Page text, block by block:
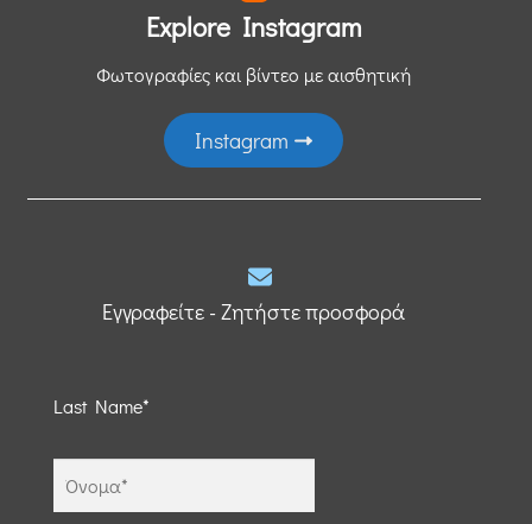
Explore Instagram
Φωτογραφίες και βίντεο με αισθητική
Instagram
Εγγραφείτε - Ζητήστε προσφορά
Last Name*